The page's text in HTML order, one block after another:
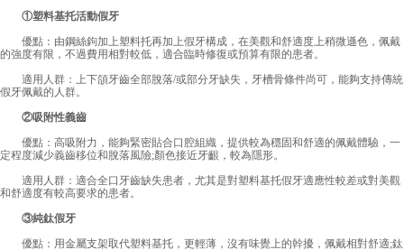
①塑料基托活動假牙
優點：由鋼絲鉤加上塑料托再加上假牙構成，在美觀和舒適度上稍微遜色，佩戴
的強度有限，不過費用相對較低，適合臨時修復或預算有限的患者。
適用人群：上下頜牙齒全部脫落/或部分牙缺失，牙槽骨條件尚可，能夠支持傳統
假牙佩戴的人群。
②吸附性義齒
優點：高吸附力，能夠緊密貼合口腔組織，提供較為穩固和舒適的佩戴體驗，一
定程度減少義齒移位和脫落風險;顏色接近牙齦，較為隱形。
適用人群：適合全口牙齒缺失患者，尤其是對塑料基托假牙適應性較差或對美觀
和舒適度有較高要求的患者。
③純鈦假牙
優點：用金屬支架取代塑料基托，更輕薄，沒有味覺上的幹擾，佩戴相對舒適;鈦